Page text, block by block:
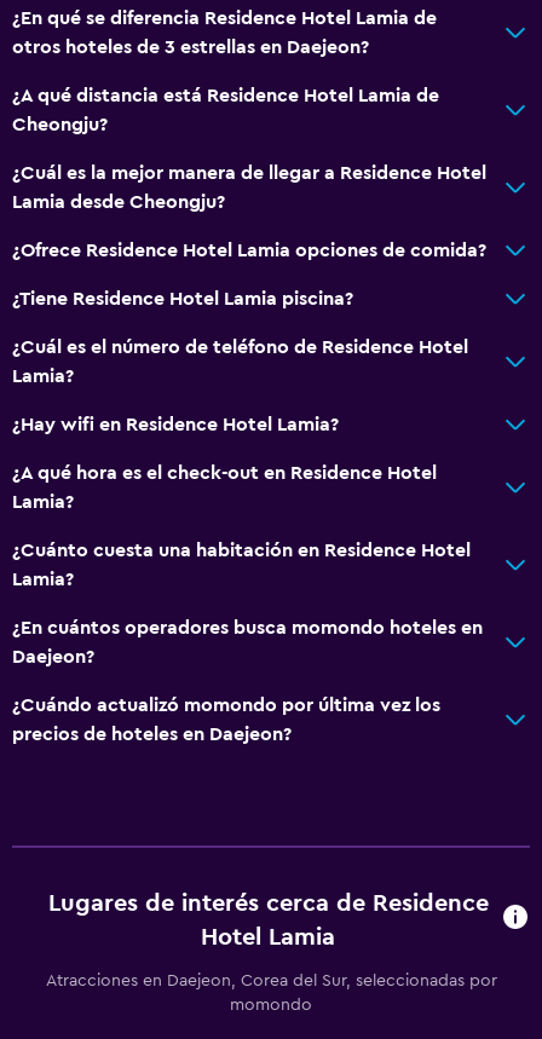
¿En qué se diferencia Residence Hotel Lamia de
otros hoteles de 3 estrellas en Daejeon?
¿A qué distancia está Residence Hotel Lamia de
Cheongju?
¿Cuál es la mejor manera de llegar a Residence Hotel
Lamia desde Cheongju?
¿Ofrece Residence Hotel Lamia opciones de comida?
¿Tiene Residence Hotel Lamia piscina?
¿Cuál es el número de teléfono de Residence Hotel
Lamia?
¿Hay wifi en Residence Hotel Lamia?
¿A qué hora es el check-out en Residence Hotel
Lamia?
¿Cuánto cuesta una habitación en Residence Hotel
Lamia?
¿En cuántos operadores busca momondo hoteles en
Daejeon?
¿Cuándo actualizó momondo por última vez los
precios de hoteles en Daejeon?
Lugares de interés cerca de Residence
Hotel Lamia
Atracciones en Daejeon, Corea del Sur, seleccionadas por
momondo